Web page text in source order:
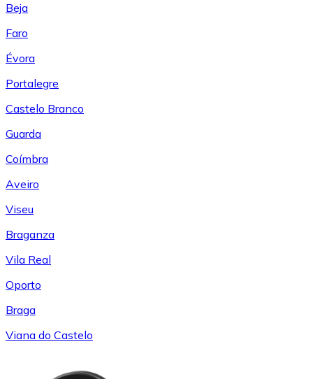
Beja
Faro
Évora
Portalegre
Castelo Branco
Guarda
Coímbra
Aveiro
Viseu
Braganza
Vila Real
Oporto
Braga
Viana do Castelo